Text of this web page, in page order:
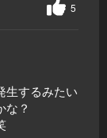
5
生するみたい
な？